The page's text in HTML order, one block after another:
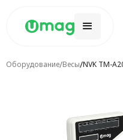
Оборудование/Весы/NVK TM-